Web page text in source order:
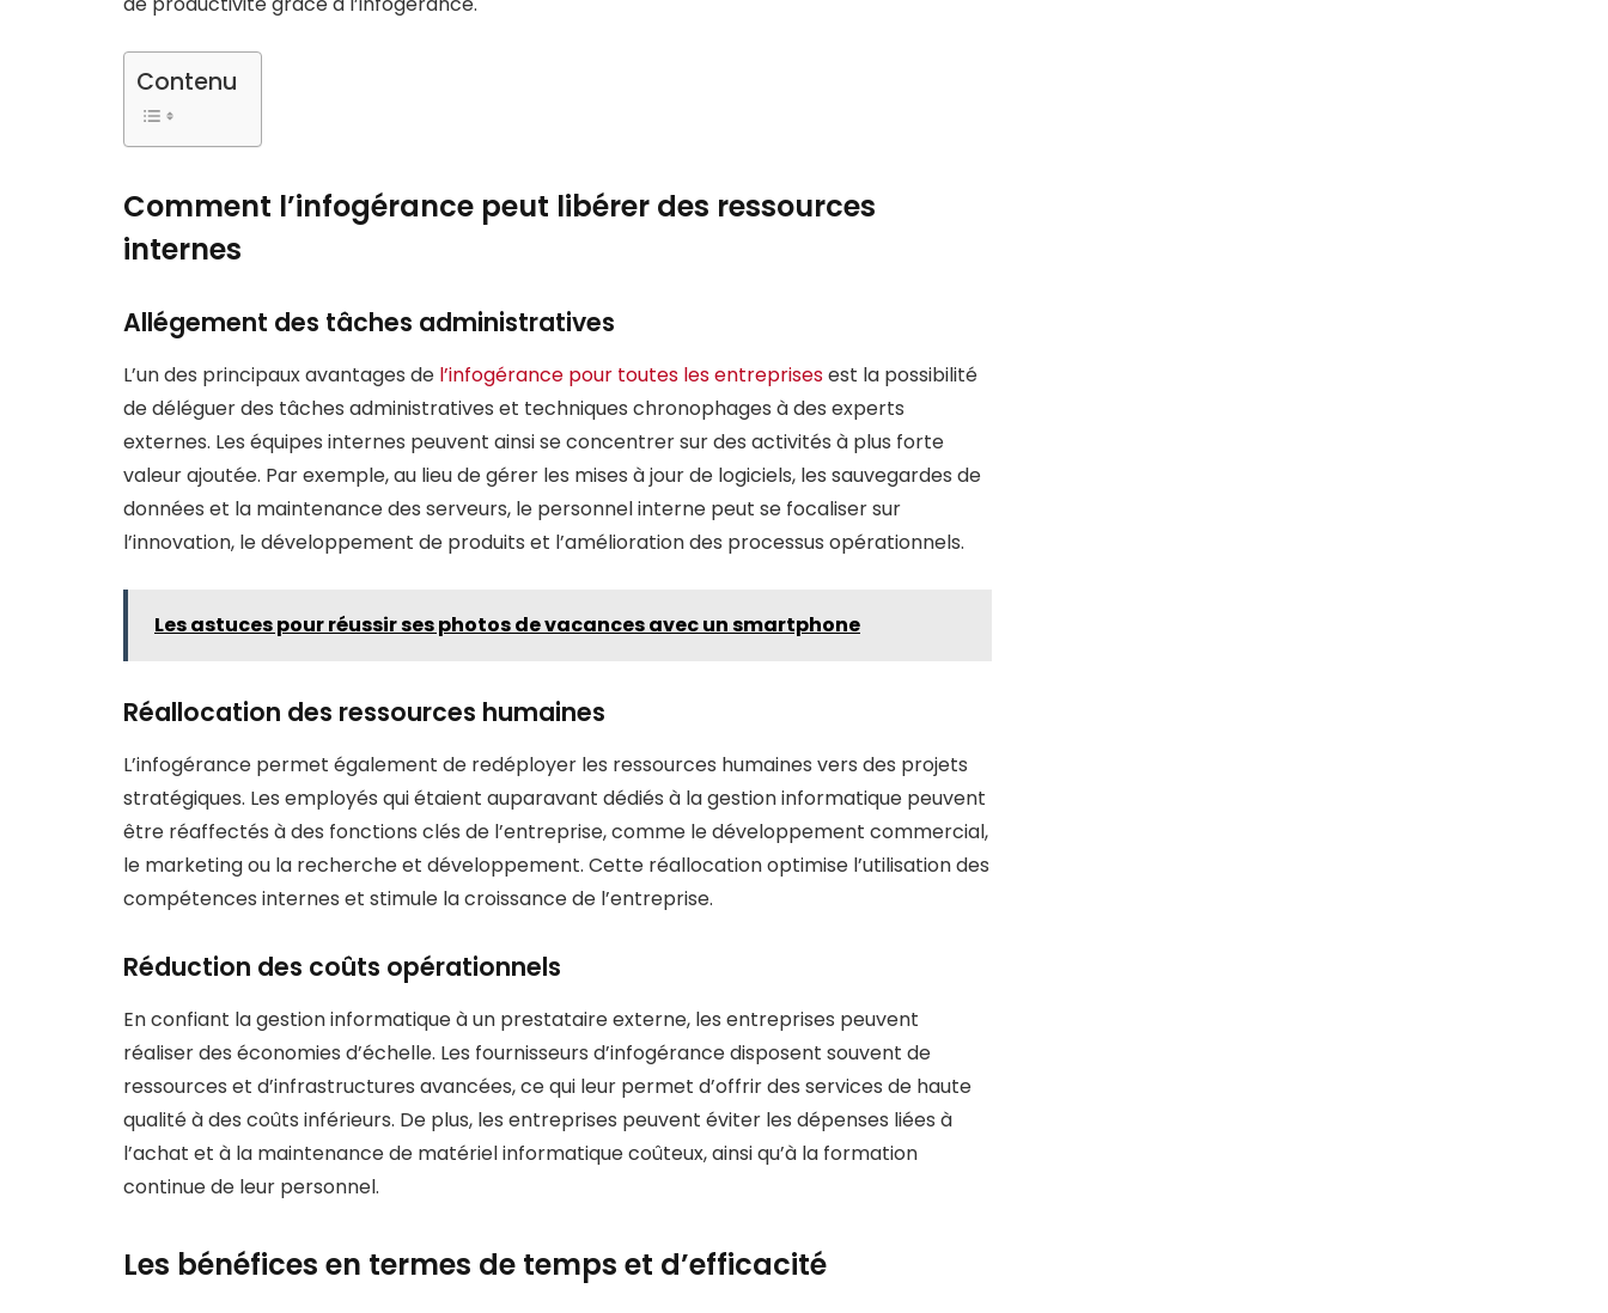
Contenu
Comment l’infogérance peut libérer des ressources
internes
Allégement des tâches administratives
L’un des principaux avantages de l’infogérance pour toutes les entreprisesest la possibilité
de déléguer des tâches administratives et techniques chronophages à des experts
externes. Les équipes internes peuvent ainsi se concentrer sur des activités à plus forte
valeur ajoutée. Par exemple, au lieu de gérer les mises à jour de logiciels, les sauvegardes de
données et la maintenance des serveurs, le personnel interne peut se focaliser sur
l’innovation, le développement de produits et l’amélioration des processus opérationnels.
Les astuces pour réussir ses photos de vacances avec un smartphone
Réallocation des ressources humaines
L’infogérance permet également de redéployer les ressources humaines vers des projets
stratégiques. Les employés qui étaient auparavant dédiés à la gestion informatique peuvent
être réaffectés à des fonctions clés de l’entreprise, comme le développement commercial,
le marketing ou la recherche et développement. Cette réallocation optimise l’utilisation des
compétences internes et stimule la croissance de l’entreprise.
Réduction des coûts opérationnels
En confiant la gestion informatique à un prestataire externe, les entreprises peuvent
réaliser des économies d’échelle. Les fournisseurs d’infogérance disposent souvent de
ressources et d’infrastructures avancées, ce qui leur permet d’offrir des services de haute
qualité à des coûts inférieurs. De plus, les entreprises peuvent éviter les dépenses liées à
l’achat et à la maintenance de matériel informatique coûteux, ainsi qu’à la formation
continue de leur personnel.
Les bénéfices en termes de temps et d’efficacité